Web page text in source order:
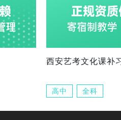
西安艺考文化课补
高中 全科